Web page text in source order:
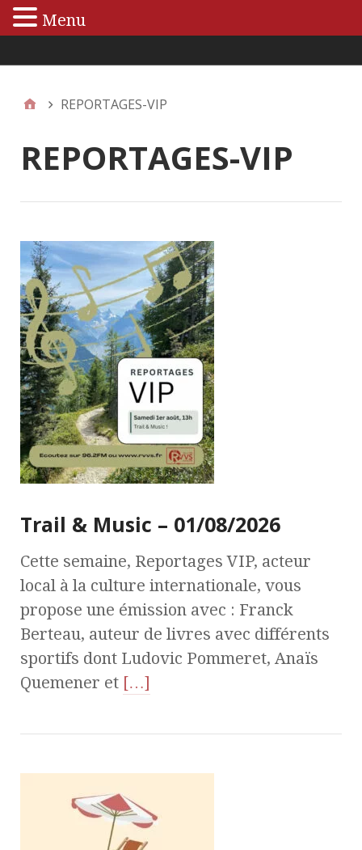
REPORTAGES-VIP
REPORTAGES-VIP
Trail & Music – 01/08/2026
Cette semaine, Reportages VIP, acteur
local à la culture internationale, vous
propose une émission avec : Franck
Berteau, auteur de livres avec différents
sportifs dont Ludovic Pommeret, Anaïs
Quemener et […]
Menu